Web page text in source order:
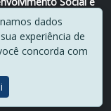
3417-8000
- Centro - CEP
dados
experiência de
concorda com